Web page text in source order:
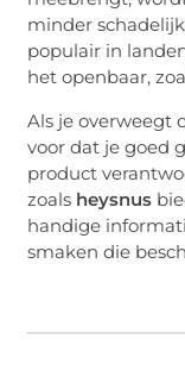
minder
populair in
het openbaar,
Als je overweegt
voor dat je goed
product
zoals heysnus
handige
smaken die